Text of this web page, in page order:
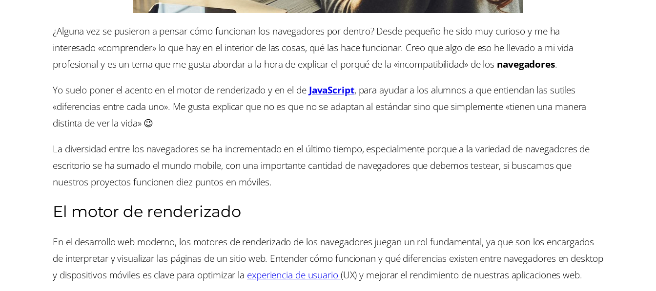
¿Alguna vez se pusieron a pensar cómo funcionan los navegadores por dentro? Desde pequeño he sido muy curioso y me ha
interesado «comprender» lo que hay en el interior de las cosas, qué las hace funcionar. Creo que algo de eso he llevado a mi vida
profesional y es un tema que me gusta abordar a la hora de explicar el porqué de la «incompatibilidad» de los navegadores.
Yo suelo poner el acento en el motor de renderizado y en el de JavaScript, para ayudar a los alumnos a que entiendan las sutiles
«diferencias entre cada uno». Me gusta explicar que no es que no se adaptan al estándar sino que simplemente «tienen una manera
distinta de ver la vida» 😉
La diversidad entre los navegadores se ha incrementado en el último tiempo, especialmente porque a la variedad de navegadores de
escritorio se ha sumado el mundo mobile, con una importante cantidad de navegadores que debemos testear, si buscamos que
nuestros proyectos funcionen diez puntos en móviles.
El motor de renderizado
En el desarrollo web moderno, los motores de renderizado de los navegadores juegan un rol fundamental, ya que son los encargados
de interpretar y visualizar las páginas de un sitio web. Entender cómo funcionan y qué diferencias existen entre navegadores en desktop
y dispositivos móviles es clave para optimizar la experiencia de usuario (UX) y mejorar el rendimiento de nuestras aplicaciones web.